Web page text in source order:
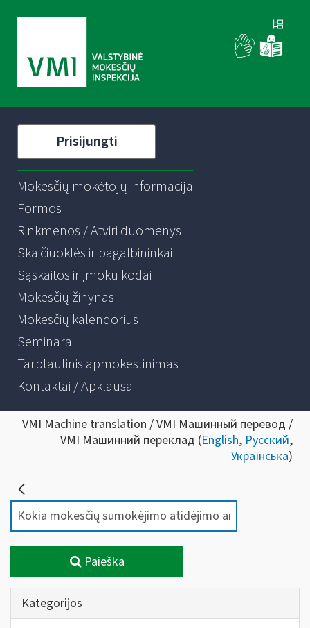
Prisijungti
Mokesčių mokėtojų informacija
Formos
Rinkmenos / Atviri duomenys
Skaičiuoklės ir pagalbininkai
Sąskaitos ir įmokų kodai
Mokesčių žinynas
Mokesčių kalendorius
Seminarai
Tarptautinis apmokestinimas
Kontaktai / Apklausa
VMI Machine translation / VMI Машинный перевод /
VMI Машинний переклад (English, Русский,
Українська)
Paieška
Kategorijos